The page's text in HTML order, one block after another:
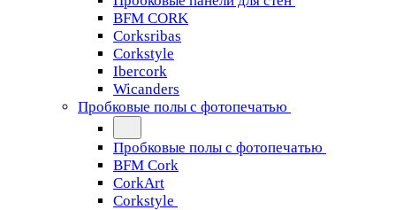
BFM CORK
Corksribas
Corkstyle
Ibercork
Wicanders
Пробковые полы с фотопечатью
Пробковые полы с фотопечатью
BFM Cork
CorkArt
Corkstyle